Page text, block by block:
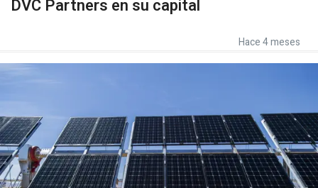
DVC Partners en su capital
Hace 4 meses